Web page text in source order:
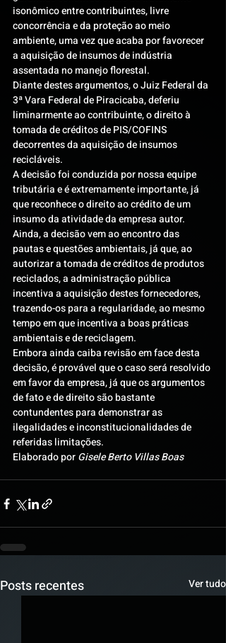
isonômico entre contribuintes, livre
concorrência e da proteção ao meio
ambiente, uma vez que acaba por favorecer
a aquisição de insumos de indústria
assentada no manejo florestal.
Diante destes argumentos, o Juiz Federal da
3ª Vara Federal de Piracicaba, deferiu
liminarmente ao contribuinte, o direito à
tomada de créditos de PIS/COFINS
decorrentes da aquisição de insumos
recicláveis.
A decisão foi conduzida por nossa equipe
tributária e é extremamente importante, já
que reconhece o direito ao crédito de um
insumo da atividade da empresa autor.
Ainda, a decisão vem ao encontro das
pautas e questões ambientais, já que, ao
autorizar a tomada de créditos de produtos
reciclados, a administração pública
incentiva a aquisição destes fornecedores,
trazendo-os para a regularidade, ao mesmo
tempo em que incentiva a boas práticas
ambientais e de reciclagem.
Embora ainda caiba revisão em face desta
decisão, é provável que o caso será resolvido
em favor da empresa, já que os argumentos
de fato e de direito são bastante
contundentes para demonstrar as
ilegalidades e inconstitucionalidades de
referidas limitações.
Elaborado por Gisele Berto Villas Boas
Posts recentes Ver tudo